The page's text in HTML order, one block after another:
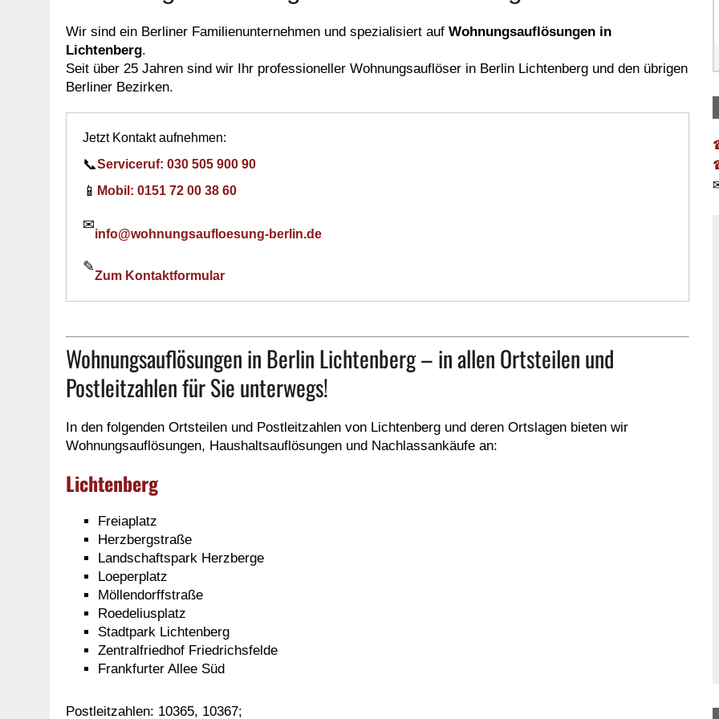
Wir sind ein Berliner Familienunternehmen und spezialisiert auf Wohnungsauflösungen in
Lichtenberg.
Seit über 25 Jahren sind wir Ihr professioneller Wohnungsauflöser in Berlin Lichtenberg und den übrigen
Berliner Bezirken.
Jetzt Kontakt aufnehmen:
📞Serviceruf: 030 505 900 90
📱 Mobil: 0151 72 00 38 60
✉
info@wohnungsaufloesung-berlin.de
✎
Zum Kontaktformular
Wohnungsauflösungen in Berlin Lichtenberg – in allen Ortsteilen und
Postleitzahlen für Sie unterwegs!
In den folgenden Ortsteilen und Postleitzahlen von Lichtenberg und deren Ortslagen bieten wir
Wohnungsauflösungen, Haushaltsauflösungen und Nachlassankäufe an:
Lichtenberg
Freiaplatz
Herzbergstraße
Landschaftspark Herzberge
Loeperplatz
Möllendorffstraße
Roedeliusplatz
Stadtpark Lichtenberg
Zentralfriedhof Friedrichsfelde
Frankfurter Allee Süd
Postleitzahlen: 10365, 10367;